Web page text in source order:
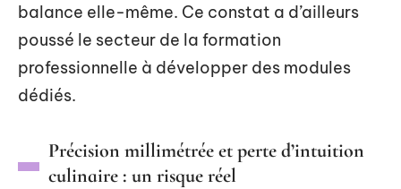
balance elle-même. Ce constat a d’ailleurs
poussé le secteur de la formation
professionnelle à développer des modules
dédiés.
Précision millimétrée et perte d’intuition
culinaire : un risque réel